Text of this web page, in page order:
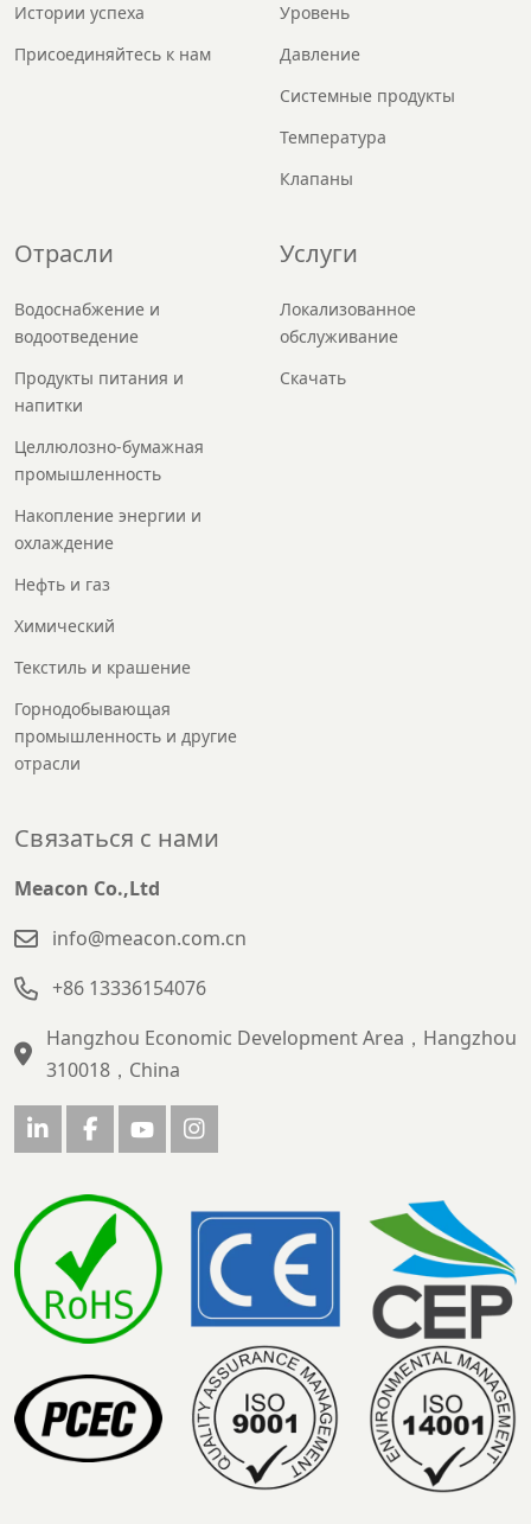
Истории успеха
Присоединяйтесь к нам
Уровень
Давление
Системные продукты
Температура
Клапаны
Отрасли
Водоснабжение и
водоотведение
Продукты питания и
напитки
Целлюлозно-бумажная
промышленность
Накопление энергии и
охлаждение
Нефть и газ
Химический
Текстиль и крашение
Горнодобывающая
промышленность и другие
отрасли
Услуги
Локализованное
обслуживание
Скачать
Связаться с нами
Meacon Co.,Ltd
info@meacon.com.cn
+86 13336154076
Hangzhou Economic Development Area，Hangzhou
310018，China